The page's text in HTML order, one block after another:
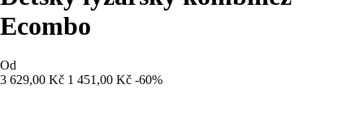
Ecombo
Od
3 629,00 Kč 1 451,00 Kč -60%